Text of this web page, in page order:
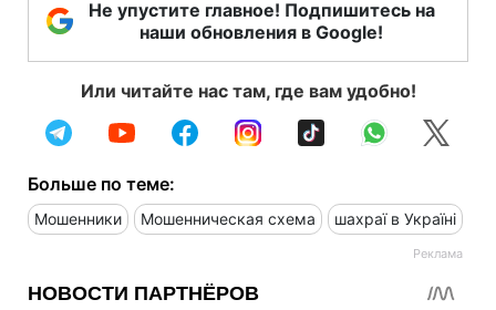
Не упустите главное! Подпишитесь на
наши обновления в Google!
Или читайте нас там, где вам удобно!
Больше по теме:
Мошенники Мошенническая схема шахраї в Україні